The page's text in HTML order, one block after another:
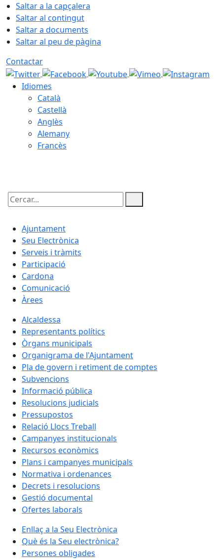
Saltar a la capçalera
Saltar al contingut
Saltar a documents
Saltar al peu de pàgina
Contactar
Idiomes
Català
Castellà
Anglès
Alemany
Francès
Cercar:
Ajuntament
Seu Electrònica
Serveis i tràmits
Participació
Cardona
Comunicació
Àrees
Alcaldessa
Representants polítics
Òrgans municipals
Organigrama de l'Ajuntament
Pla de govern i retiment de comptes
Subvencions
Informació pública
Resolucions judicials
Pressupostos
Relació Llocs Treball
Campanyes institucionals
Recursos econòmics
Plans i campanyes municipals
Normativa i ordenances
Decrets i resolucions
Gestió documental
Ofertes laborals
Enllaç a la Seu Electrònica
Què és la Seu electrònica?
Persones obligades